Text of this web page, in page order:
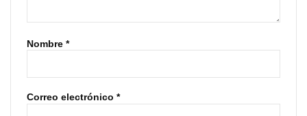
Nombre *
Correo electrónico *